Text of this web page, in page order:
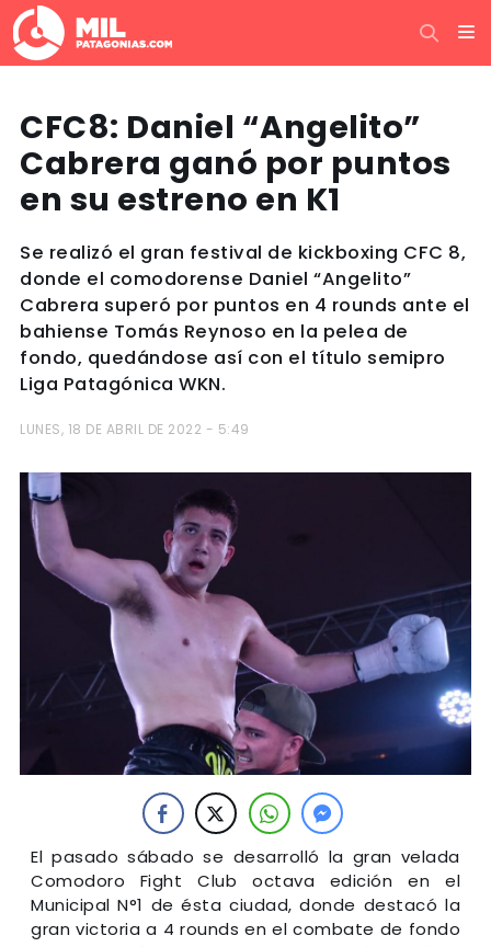
CFC8: Daniel “Angelito”
Cabrera ganó por puntos
en su estreno en K1
Se realizó el gran festival de kickboxing CFC 8,
donde el comodorense Daniel “Angelito”
Cabrera superó por puntos en 4 rounds ante el
bahiense Tomás Reynoso en la pelea de
fondo, quedándose así con el título semipro
Liga Patagónica WKN.
LUNES, 18 DE ABRIL DE 2022 - 5:49
El pasado sábado se desarrolló la gran velada
Comodoro Fight Club octava edición en el
Municipal N°1 de ésta ciudad, donde destacó la
gran victoria a 4 rounds en el combate de fondo